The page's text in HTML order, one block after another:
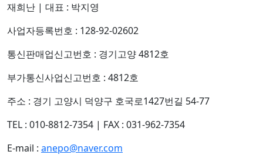
재희난 | 대표 : 박지영
사업자등록번호 : 128-92-02602
통신판매업신고번호 : 경기고양 4812호
부가통신사업신고번호 : 4812호
주소 : 경기 고양시 덕양구 호국로1427번길 54-77
TEL : 010-8812-7354 | FAX : 031-962-7354
E-mail : anepo@naver.com